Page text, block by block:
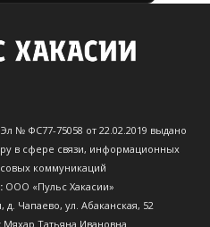
№ ФС77-75058 от 22.02.2019 выдано
в сфере связи, информационных
коммуникаций
ООО «Пульс Хакасии»
д. Чапаево, ул. Абаканская, 52
Мяхар Татьяна Ивановна